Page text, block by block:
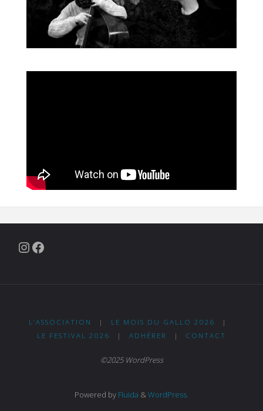
Instagram
Facebook
L’ASSOCIATION | LE MOIS DU GALLO 2026
|
LE FESTIVAL 2026
| ADHÉRER | CONTACT
©2025 WordPress
Powered by Fluida &WordPress.